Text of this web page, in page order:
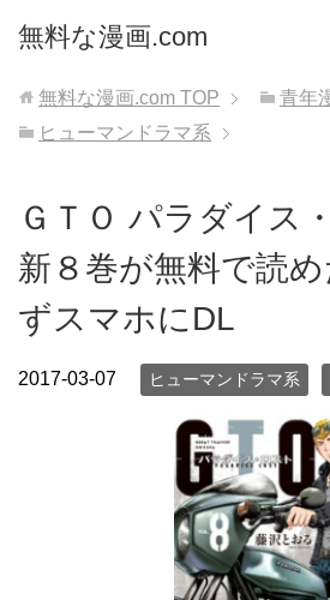
無料な漫画.com
無料な漫画.com TOP
青年
ヒューマンドラマ系
ＧＴＯ パラダイス
新８巻が無料で読
ずスマホにDL
2017-03-07 ヒューマンドラマ系